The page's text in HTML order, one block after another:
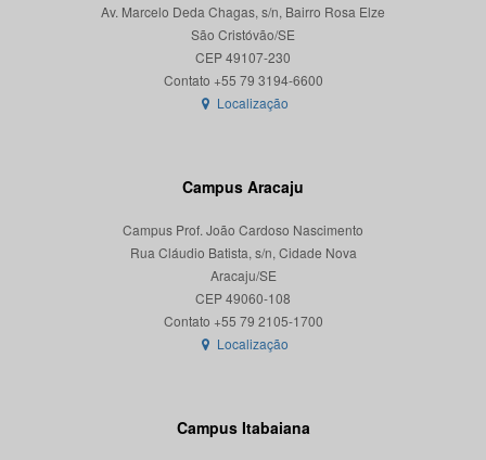
Av. Marcelo Deda Chagas, s/n, Bairro Rosa Elze
São Cristóvão/SE
CEP 49107-230
Localização
Campus Aracaju
Campus Prof. João Cardoso Nascimento
Rua Cláudio Batista, s/n, Cidade Nova
Aracaju/SE
CEP 49060-108
Localização
Campus Itabaiana